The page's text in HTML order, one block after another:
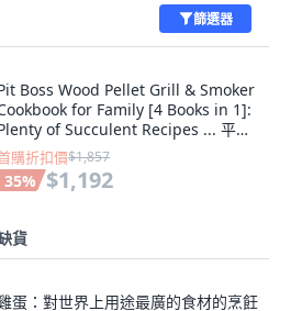
篩選器
Boss Wood Pellet Grill & Smoker
for Family [4 Books in 1]:
of Succulent Recipes ... 平裝
, 英文
購折扣價$1,857
35% $1,192
貨
蛋：對世界上用途最廣的食材的烹飪